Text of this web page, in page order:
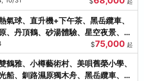
氣球、直升機+下午茶、黑岳纜車、
、丹頂鶴、砂湯體驗、星空夜景、洞
理
$75,000 起
鶴雅、小樽藝術村、美唄舊榮小學、
船、釧路濕原獨木舟、黑岳纜車、流